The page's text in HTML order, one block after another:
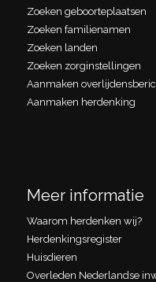
Zoeken geboorteplaatsen
Zoeken familienamen
Zoeken landen
Zoeken zorginstellingen
Aanmaken
Aanmaken herdenking
Meer informatie
Waarom herdenken wij?
Herdenkingsregister
Huisdieren
Overleden Nederlandse